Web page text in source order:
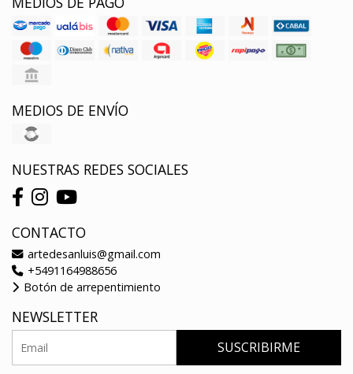
MEDIOS DE ENVÍO
NUESTRAS REDES SOCIALES
CONTACTO
artedesanluis@gmail.com
+5491164988656
Botón de arrepentimiento
NEWSLETTER
SUSCRIBIRME